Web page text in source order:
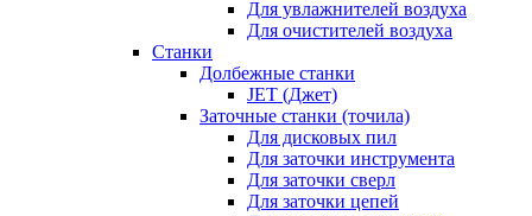
Для увлажнителей воздуха
Для очистителей воздуха
Станки
Долбежные станки
JET (Джет)
Заточные станки (точила)
Для дисковых пил
Для заточки инструмента
Для заточки сверл
Для заточки цепей